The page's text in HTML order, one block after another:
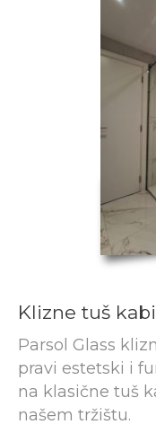
Klizne tuš
Parsol Glass
pravi estetski i
na klasične tuš
našem tržištu.